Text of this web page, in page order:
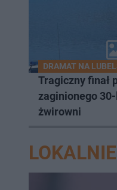
DRAMAT NA
Tragiczny finał
zaginionego
żwirowni